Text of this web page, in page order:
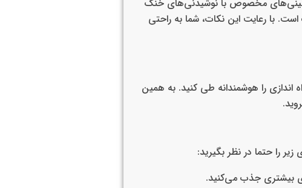
مخصوص با نوشیدنی‌های خنک
با رعایت این نکات، شما به راحتی
را هوشمندانه طی کنید. به همین
را حتما در نظر بگیرید:
بیشتری جذب می‌کنید.